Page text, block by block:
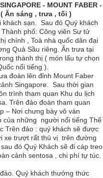
- MOUNT FABER -
( Ăn sáng , trưa , tối )
khách sạn. Sau đó Quý khách
phố: Công viên Sư tử
chính , Toà nhà quốc dân đại
Quả Sầu riêng. Ăn trưa tại
thành thị ( món lẩu tự chọn
nổi tiếng ).
đoàn lên đỉnh Mount Faber
Singapore. Sau thời gian
trình tham quan Khu du lịch
Trên đảo đoàn tham quan
– Nơi chưng bày vô vàn
của những người nổi tiếng Thế
Trên đảo : quý khách sẽ được
xe trượt rất thú vị trên đường
đó Quý Khách sẽ đi cáp treo
cảnh sentosa , chi phí tự túc.
Quý khách thưởng thức